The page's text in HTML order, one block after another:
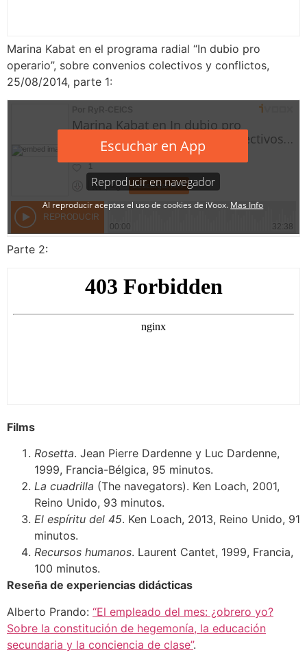
Marina Kabat en el programa radial “In dubio pro
operario”, sobre convenios colectivos y conflictos,
25/08/2014, parte 1:
Parte 2:
Films
Rosetta. Jean Pierre Dardenne y Luc Dardenne,
1999, Francia-Bélgica, 95 minutos.
La cuadrilla (The navegators). Ken Loach, 2001,
Reino Unido, 93 minutos.
El espíritu del 45. Ken Loach, 2013, Reino Unido, 91
minutos.
Recursos humanos. Laurent Cantet, 1999, Francia,
100 minutos.
Reseña de experiencias didácticas
Alberto Prando: “El empleado del mes: ¿obrero yo?
Sobre la constitución de hegemonía, la educación
secundaria y la conciencia de clase”.